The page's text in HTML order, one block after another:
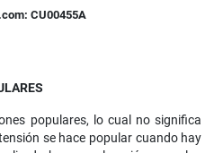
CU00455A
populares, lo cual no significa
se hace popular cuando hay